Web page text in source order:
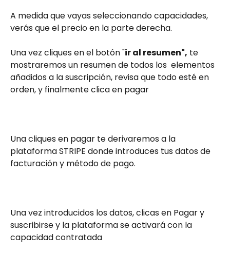
A medida que vayas seleccionando capacidades,
verás que el precio en la parte derecha.
Una vez cliques en el botón "ir al resumen", te
mostraremos un resumen de todos los  elementos
añadidos a la suscripción, revisa que todo esté en
orden, y finalmente clica en pagar
Una cliques en pagar te derivaremos a la
plataforma STRIPE donde introduces tus datos de
facturación y método de pago.
Una vez introducidos los datos, clicas en Pagar y
suscribirse y la plataforma se activará con la
capacidad contratada